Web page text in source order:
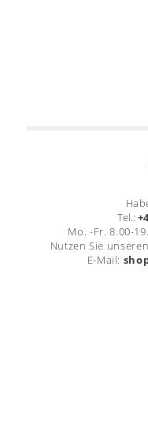
Tel.:
Mo. -Fr. 8.00-
Nutzen Sie
E-Mail: